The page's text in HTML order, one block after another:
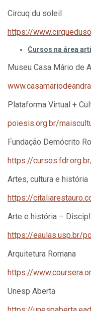
Circuq du soleil
https://
Cursos na área
Museu Casa Mário de
Plataforma Virtual +
poiesis.org.br/
Fundação Demócrito
https://
Artes, cultura e história
https://
Arte e história –
https://eaulas.usp.br/
Arquitetura Romana
https://
Unesp Aberta